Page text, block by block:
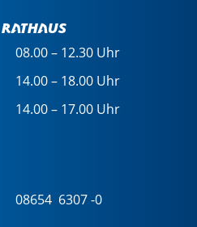
08.00 – 12.30 Uhr
14.00 – 18.00 Uhr
14.00 – 17.00 Uhr
08654 6307 -0